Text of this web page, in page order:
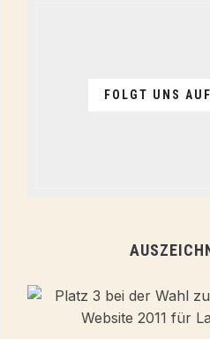
FOLGT UNS